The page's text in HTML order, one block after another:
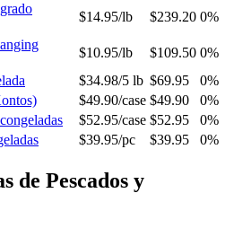
$14.95/lb $239.20 0%
$10.95/lb $109.50 0%
$34.98/5 lb $69.95
0%
$49.90/case $49.90
0%
$52.95/case $52.95
0%
$39.95/pc $39.95 0%
de Pescados y